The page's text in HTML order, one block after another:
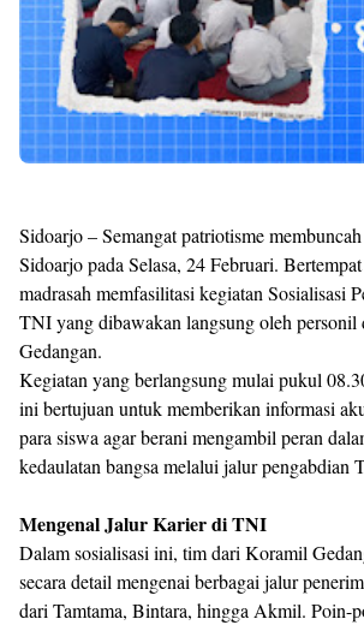
​Sidoarjo – Semangat patriotisme
Sidoarjo pada Selasa, 24 Februari.
madrasah memfasilitasi kegiatan Sosialisasi
TNI yang dibawakan langsung oleh
Gedangan.
​Kegiatan yang berlangsung mulai pukul
ini bertujuan untuk memberikan informasi
para siswa agar berani mengambil peran
kedaulatan bangsa melalui jalur pengabdian
Mengenal Jalur Karier di TNI
​Dalam sosialisasi ini, tim dari Koramil
secara detail mengenai berbagai jalur
dari Tamtama, Bintara, hingga Akmil. Poin-